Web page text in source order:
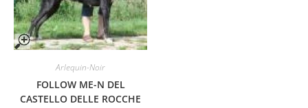
Arlequin-Noir
FOLLOW ME-N DEL
CASTELLO DELLE ROCCHE